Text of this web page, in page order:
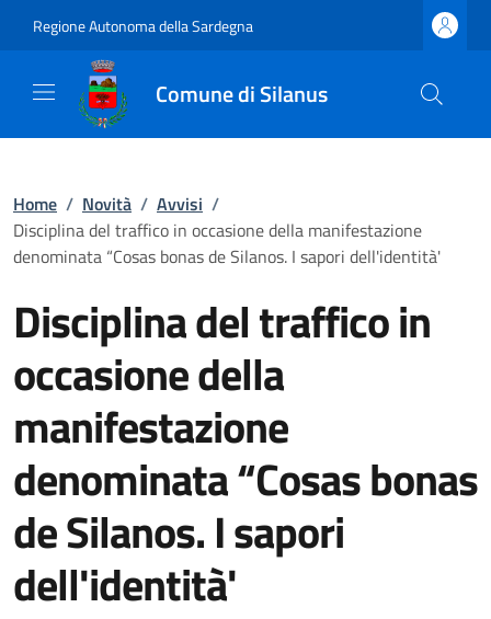
Regione Autonoma della Sardegna
Comune di Silanus
Home / Novità / Avvisi /
Disciplina del traffico in occasione della manifestazione
denominata “Cosas bonas de Silanos. I sapori dell'identità'
Disciplina del traffico in
occasione della
manifestazione
denominata “Cosas bonas
de Silanos. I sapori
dell'identità'